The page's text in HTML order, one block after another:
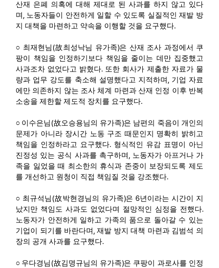
산재 은폐 의혹에 대해 제대로 된 사과를 하지 않고 있다
며 , 노동자들이 안전하게 일할 수 있도록 실질적인 재발 방
지 대책을 마련하고 약속을 이행할 것을 요구했다.
○ 최재현님(故최성낙님 유가족)은 산재 조사 과정에서 쿠
팡이 책임을 인정하기보다 책임을 줄이는 데만 집중했고
사과조차 없었다고 밝혔다. 또한 회사가 제출한 자료가 물
량과 업무 강도를 축소해 설명했다고 지적하며 , 기업 자료
에만 의존하지 않는 조사 체계 마련과 산재 인정 이후 반복
소송을 제한할 제도적 장치를 요구했다.
○ 이수은님(故오승용님의 유가족)은 남편의 죽음이 개인의
문제가 아니라 장시간 노동 구조 때문인지 명확히 밝히고
책임을 인정하라고 요구했다. 형식적인 유감 표명이 아닌
진정성 있는 공식 사과를 촉구하며 , 노동자가 아프거나 가
족을 잃었을 때 최소한의 휴식과 존중이 보장되도록 제도
를 개선하고 원청이 직접 책임질 것을 강조했다.
○ 최규석님(故박현경님의 유가족)은6년이라는 시간이 지
났지만 책임도 사과도 없었다며 절망적인 심정을 전했다.
노동자가 안전하게 일하고 가족의 품으로 돌아갈 수 있는
기업이 되기를 바란다며 ,재발 방지 대책 마련과 김범석 의
장의 공개 사과를 요구했다.
○ 우다경님(故김명규님의 유가족)은 쿠팡이 과로사를 인정